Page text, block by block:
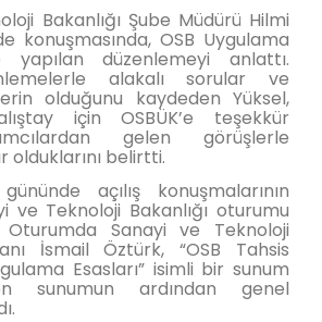
Bakanlığı Şube Müdürü Hilmi
konuşmasında, OSB Uygulama
yapılan düzenlemeyi anlattı.
alakalı sorular ve
olduğunu kaydeden Yüksel,
için OSBÜK’e teşekkür
gelen görüşlerle
olduklarını belirtti.
açılış konuşmalarının
ve Teknoloji Bakanlığı oturumu
Oturumda Sanayi ve Teknoloji
İsmail Öztürk, “OSB Tahsis
Esasları” isimli bir sunum
sunumun ardından genel